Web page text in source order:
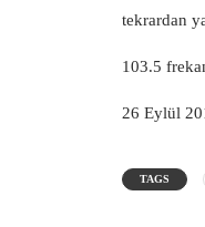
tekrardan
103.5
26 Eylül
TAGS